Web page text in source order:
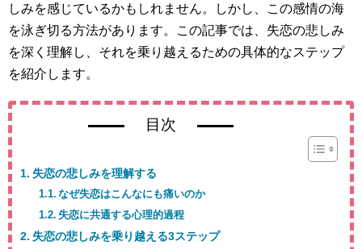
しみを感じているかもしれません。しかし、この感情の海
を泳ぎ切る方法があります。この記事では、失恋の悲しみ
を深く理解し、それを乗り越えるための具体的なステップ
を紹介します。
目次
失恋の悲しみを理解する
なぜ失恋はこんなにも痛いのか
失恋に共通する心理的過程
失恋の悲しみを乗り越える3ステップ